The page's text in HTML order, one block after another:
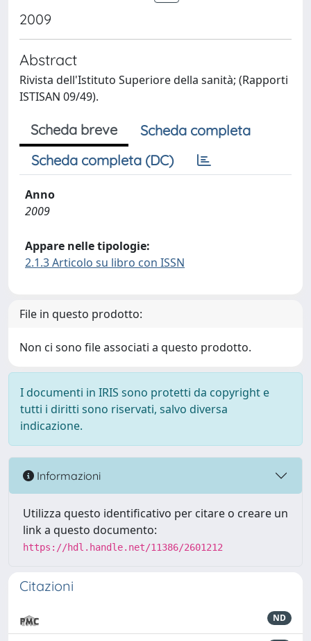
2009
Abstract
Rivista dell'Istituto Superiore della sanità; (Rapporti
ISTISAN 09/49).
Scheda breve
Scheda completa
Scheda completa (DC)
Anno
2009
Appare nelle tipologie:
2.1.3 Articolo su libro con ISSN
File in questo prodotto:
Non ci sono file associati a questo prodotto.
I documenti in IRIS sono protetti da copyright e
tutti i diritti sono riservati, salvo diversa
indicazione.
Informazioni
Utilizza questo identificativo per citare o creare un
link a questo documento:
https://hdl.handle.net/11386/2601212
Citazioni
ND